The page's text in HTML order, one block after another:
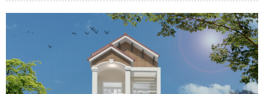
thiết kế đẹp, hiện đại mà nó còn giúp cho chủ
đầu tư mở thêm khá nhiều không gian sử dụng,
đồng thời với mức kinh phí hợp lý từ 1,5 tỷ đến 2
tỷ; gia chủ hoàn toàn có thể lựa chọn cho mình
một mẫu thiết kế nhà phố cao tầng mà mình yêu